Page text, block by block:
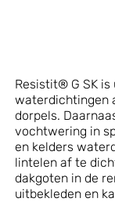
Resistit® G SK
waterdichtingen
dorpels.
vochtwering in
en kelders
lintelen af te
dakgoten in de
uitbekleden en